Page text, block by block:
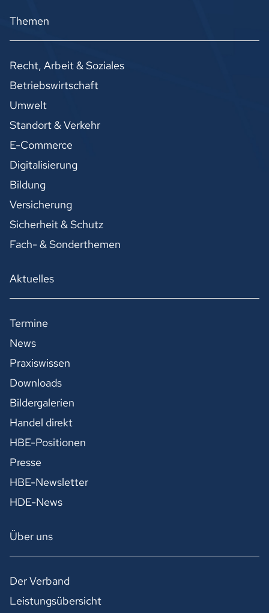
Themen
Recht, Arbeit & Soziales
Betriebswirtschaft
Umwelt
Standort & Verkehr
E-Commerce
Digitalisierung
Bildung
Versicherung
Sicherheit & Schutz
Fach- & Sonderthemen
Aktuelles
Termine
News
Praxiswissen
Downloads
Bildergalerien
Handel direkt
HBE-Positionen
Presse
HBE-Newsletter
HDE-News
Über uns
Der Verband
Leistungsübersicht